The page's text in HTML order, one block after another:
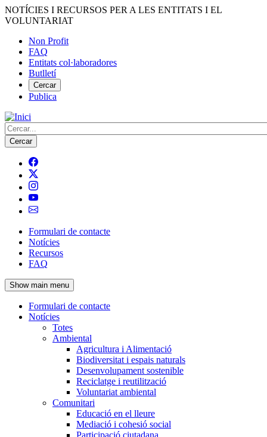
Vés
al
NOTÍCIES I RECURSOS PER A LES ENTITATS I EL
VOLUNTARIAT
Menú
del
compte
d'usuari
Non Profit
FAQ
Entitats col·laboradores
Butlletí
Cercar
Publica
Cerca
Navegació
principal
de
l'encapçalament
Formulari de contacte
Notícies
Recursos
FAQ
Show main menu
Navegació
principal
Formulari de contacte
Notícies
Totes
Ambiental
Agricultura i Alimentació
Biodiversitat i espais naturals
Desenvolupament sostenible
Reciclatge i reutilització
Voluntariat ambiental
Comunitari
Educació en el lleure
Mediació i cohesió social
Participació ciutadana